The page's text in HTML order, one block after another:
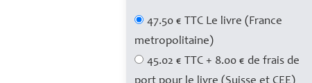
47.50 € TTC Le livre (France
metropolitaine)
45.02 € TTC + 8.00 € de frais de